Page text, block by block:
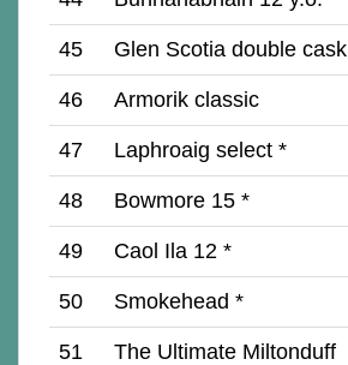
45 Glen Scotia double cask
46 Armorik classic
47 Laphroaig select *
48 Bowmore 15 *
49 Caol Ila 12 *
50 Smokehead *
51
The Ultimate Miltonduff